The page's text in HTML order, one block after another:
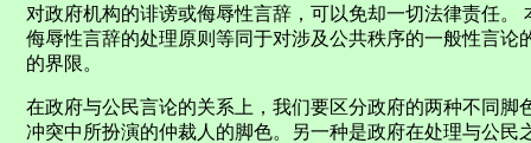
对政府机构的诽谤或侮辱性言辞，可以免却一切法律责任
侮辱性言辞的处理原则等同于对涉及公共秩序的一般性言
的界限。
在政府与公民言论的关系上，我们要区分政府的两种不同
冲突中所扮演的仲裁人的脚色。另一种是政府在处理与公